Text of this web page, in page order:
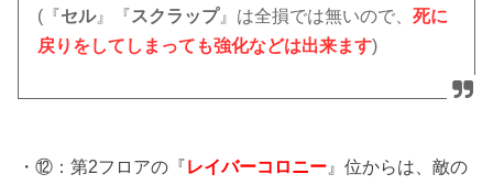
(『セル』『スクラップ』は全損では無いので、死に
戻りをしてしまっても強化などは出来ます)
・⑫：第2フロアの『レイバーコロニー 』位からは、敵の